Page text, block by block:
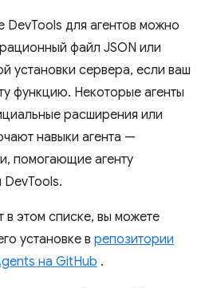
DevTools для агентов можно
файл JSON или
установки сервера, если ваш
функцию. Некоторые агенты
расширения или
навыки агента —
помогающие агенту
DevTools.
в этом списке, вы можете
установке в репозитории
на GitHub .